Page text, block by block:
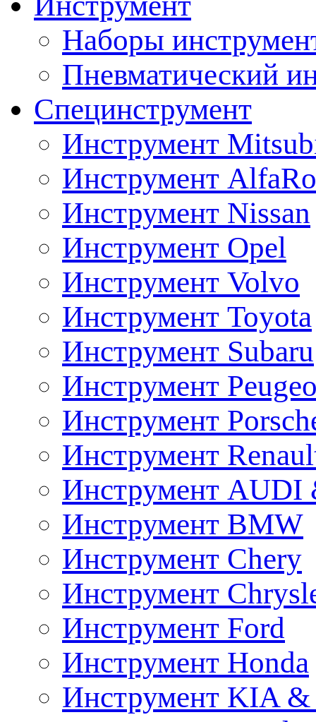
Наборы
Пневматический
Специнструмент
Инструмент
Инструмент
Инструмент Nissan
Инструмент Opel
Инструмент Volvo
Инструмент Toyota
Инструмент Subaru
Инструмент
Инструмент
Инструмент
Инструмент AUDI
Инструмент BMW
Инструмент Chery
Инструмент
Инструмент Ford
Инструмент Honda
Инструмент KIA